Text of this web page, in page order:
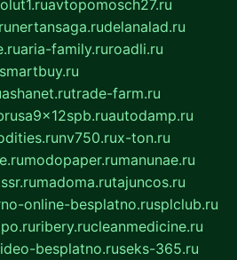
avtopomosch27.ru
nertansaga.rudelanalad.ru
aria-family.ruroadli.ru
ashanet.rutrade-farm.ru
autodamp.ru
nv750.rux-ton.ru
modopaper.rumanunae.ru
madoma.rutajuncos.ru
online-besplatno.rusplclub.ru
ribery.rucleanmedicine.ru
besplatno.ruseks-365.ru